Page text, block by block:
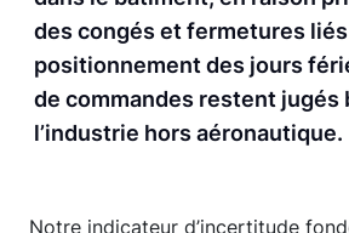
des congés et fermetures liés
positionnement des jours
de commandes restent jugés
l’industrie hors aéronautique.
Notre indicateur d’incertitude